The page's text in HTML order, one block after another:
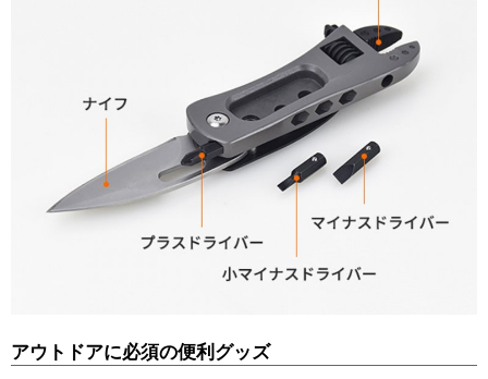
アウトドアに必須の便利グッズ